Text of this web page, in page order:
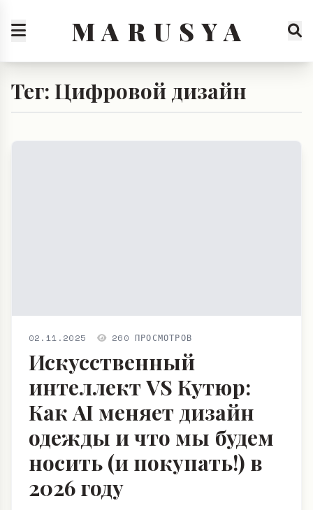
M A R U S Y A
Тег: Цифровой дизайн
02.11.2025 260 ПРОСМОТРОВ
Искусственный
интеллект VS Кутюр:
Как AI меняет дизайн
одежды и что мы будем
носить (и покупать!) в
2026 году